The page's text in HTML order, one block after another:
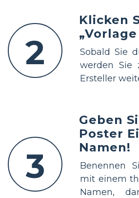
2
Klicken
Sobald Sie
werden Sie
Ersteller
3
Geben
Poster
Namen!
Benennen
mit einem
Namen,